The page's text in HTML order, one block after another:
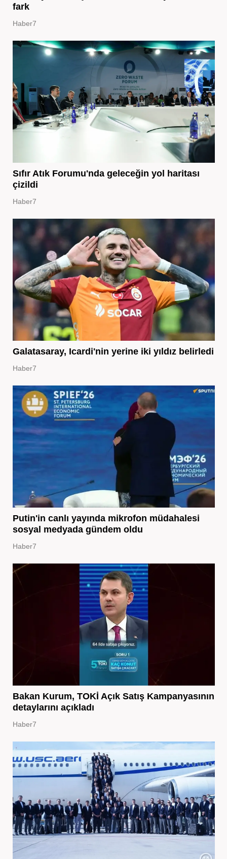
fark
Haber7
Sıfır Atık Forumu'nda geleceğin yol haritası
çizildi
Haber7
Galatasaray, Icardi'nin yerine iki yıldız belirledi
Haber7
Putin'in canlı yayında mikrofon müdahalesi
sosyal medyada gündem oldu
Haber7
Bakan Kurum, TOKİ Açık Satış Kampanyasının
detaylarını açıkladı
Haber7